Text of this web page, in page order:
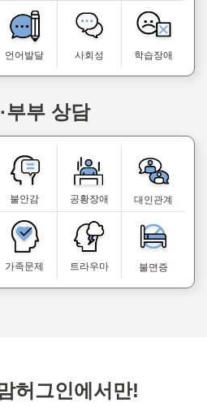
언어발달 사회성 학습장애
부부 상담
불안감 공황장애 대인관계
가족문제 트라우마 불면증
허그인에서만!